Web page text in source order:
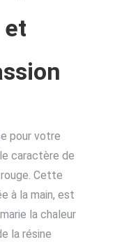
et
pour votre
caractère de
rouge. Cette
à la main, est
la chaleur
la résine